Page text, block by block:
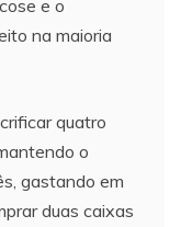
e o
na maioria
quatro
o
gastando em
duas caixas